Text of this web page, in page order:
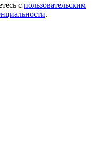
с пользовательским
.